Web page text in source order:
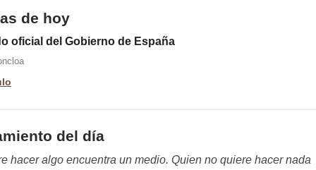
de hoy
oficial del Gobierno de España
del día
hacer algo encuentra un medio. Quien no quiere hacer nada